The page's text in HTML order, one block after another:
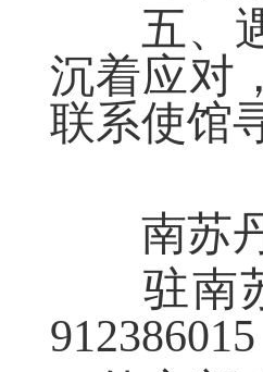
五、遇
沉着应对
联系使馆
南苏丹
驻南苏
912386015